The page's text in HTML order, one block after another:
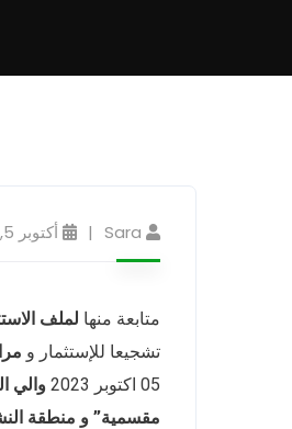
Sara أكتوبر 5, 2023
متابعة منها لملف
تشجيعا للإستثمار و
05 اكتوبر 2023
والي
مقسمية” و منطقة النشاطات التجارية (15